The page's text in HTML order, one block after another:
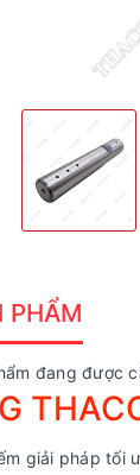
PHẨM
đang được
giải pháp tối